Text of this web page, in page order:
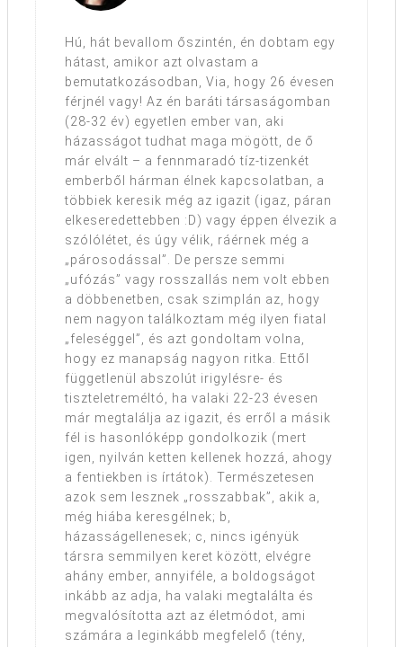
Hú, hát bevallom őszintén, én dobtam egy
hátast, amikor azt olvastam a
bemutatkozásodban, Via, hogy 26 évesen
férjnél vagy! Az én baráti társaságomban
(28-32 év) egyetlen ember van, aki
házasságot tudhat maga mögött, de ő
már elvált – a fennmaradó tíz-tizenkét
emberből hárman élnek kapcsolatban, a
többiek keresik még az igazit (igaz, páran
elkeseredettebben :D) vagy éppen élvezik a
szólólétet, és úgy vélik, ráérnek még a
„párosodással”. De persze semmi
„ufózás” vagy rosszallás nem volt ebben
a döbbenetben, csak szimplán az, hogy
nem nagyon találkoztam még ilyen fiatal
„feleséggel”, és azt gondoltam volna,
hogy ez manapság nagyon ritka. Ettől
függetlenül abszolút irigylésre- és
tiszteletreméltó, ha valaki 22-23 évesen
már megtalálja az igazit, és erről a másik
fél is hasonlóképp gondolkozik (mert
igen, nyilván ketten kellenek hozzá, ahogy
a fentiekben is írtátok). Természetesen
azok sem lesznek „rosszabbak”, akik a,
még hiába keresgélnek; b,
házasságellenesek; c, nincs igényük
társra semmilyen keret között, elvégre
ahány ember, annyiféle, a boldogságot
inkább az adja, ha valaki megtalálta és
megvalósította azt az életmódot, ami
számára a leginkább megfelelő (tény,